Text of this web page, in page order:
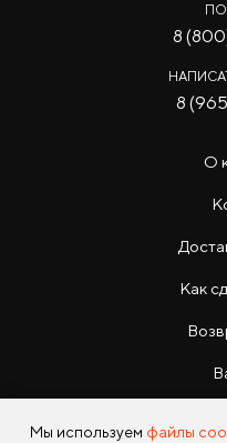
8
8
О
Как
Мы используем файлы